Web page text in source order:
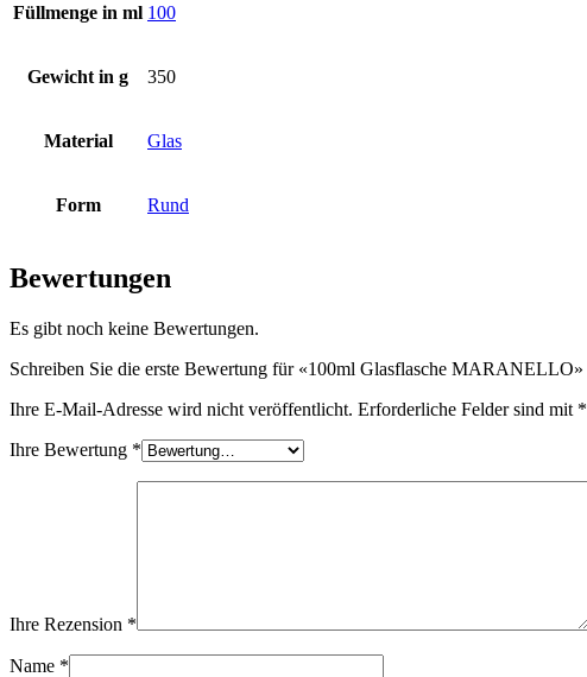
Feinzerstäuber
Flaschen(519)
Kanister(21)
Kosmetik(292)
Nachhaltig(301)
Füllmenge in ml 100
Gewicht in g 350
Material Glas
Form Rund
Bewertungen
Es gibt noch keine Bewertungen.
Schreiben Sie die erste Bewertung für «100ml Glasflasche MARANELLO»
Ihre E-Mail-Adresse wird nicht veröffentlicht. Erforderliche Felder sind mit *
Ihre Bewertung *
Ihre Rezension *
Name *